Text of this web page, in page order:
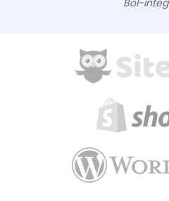
Bol-